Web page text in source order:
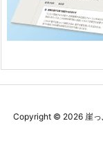
Copyright © 2026 崖